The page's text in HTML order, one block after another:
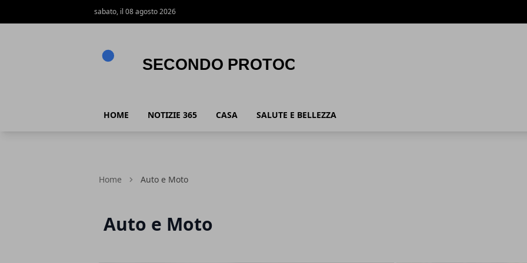
sabato, il 08 agosto 2026
HOME NOTIZIE 365 CASA SALUTE E BELLEZZA
Home Auto e Moto
Auto e Moto